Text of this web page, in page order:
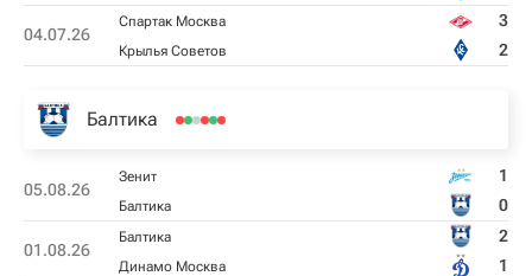
04.07.26
Спартак Москва 3
Крылья Советов 2
Балтика
05.08.26
Зенит 1
Балтика 0
01.08.26
Балтика 2
Динамо Москва 1